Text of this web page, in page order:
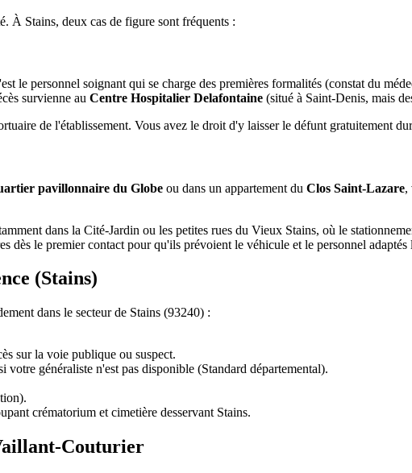
À Stains, deux cas de figure sont fréquents :
le personnel soignant qui se charge des premières formalités (constat du
survienne au Centre Hospitalier Delafontaine (situé à Saint-Denis, mais
de l'établissement. Vous avez le droit d'y laisser le défunt gratuitement
pavillonnaire du Globe ou dans un appartement du Clos Saint-Lazare,
dans la Cité-Jardin ou les petites rues du Vieux Stains, où le
dès le premier contact pour qu'ils prévoient le véhicule et le personnel
(Stains)
dans le secteur de Stains (93240) :
sur la voie publique ou suspect.
votre généraliste n'est pas disponible (Standard départemental).
crématorium et cimetière desservant Stains.
Couturier